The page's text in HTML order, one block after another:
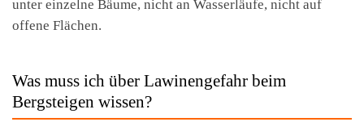
unter einzelne Bäume, nicht an Wasserläufe, nicht auf
offene Flächen.
Was muss ich über Lawinengefahr beim
Bergsteigen wissen?